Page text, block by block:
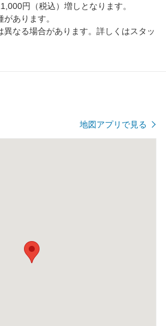
円（税込）増しとなります。
があります。
異なる場合があります。詳しくはスタッ
地図アプリで見る